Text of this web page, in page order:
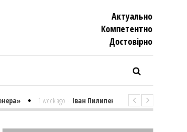
Актуально
Компетентно
Достовiрно
1 week ago - Іван Пилипенко «Найважчими є суто